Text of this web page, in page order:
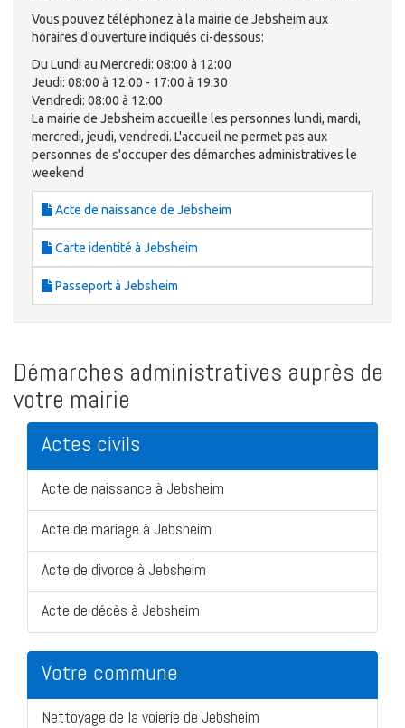
Vous pouvez téléphonez à la mairie de Jebsheim aux
horaires d'ouverture indiqués ci-dessous:
Du Lundi au Mercredi: 08:00 à 12:00
Jeudi: 08:00 à 12:00 - 17:00 à 19:30
Vendredi: 08:00 à 12:00
La mairie de Jebsheim accueille les personnes lundi, mardi,
mercredi, jeudi, vendredi. L'accueil ne permet pas aux
personnes de s'occuper des démarches administratives le
weekend
Acte de naissance de Jebsheim
Carte identité à Jebsheim
Passeport à Jebsheim
Démarches administratives auprès de
votre mairie
Actes civils
Acte de naissance à Jebsheim
Acte de mariage à Jebsheim
Acte de divorce à Jebsheim
Acte de décès à Jebsheim
Votre commune
Nettoyage de la voierie de Jebsheim